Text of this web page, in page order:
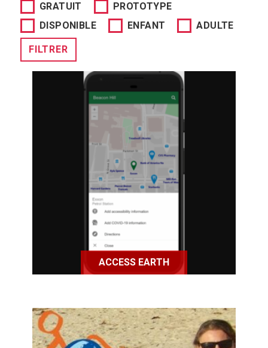
GRATUIT
PROTOTYPE
DISPONIBLE
ENFANT ADULTE
FILTRER
ACCESS EARTH
Access Earth est un site web
collaboratif, pour permettre aux
personnes à mobilité réduite de
trouver des lieux véritablement
accessibles.